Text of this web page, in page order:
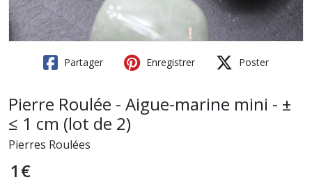
Partager Enregistrer Poster
Pierre Roulée - Aigue-marine mini - ±
≤ 1 cm (lot de 2)
Pierres Roulées
1 €